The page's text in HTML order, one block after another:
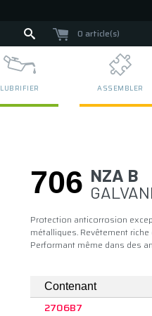
0 article(s)
LUBRIFIER ASSEMBLER
706 NZA B
Protection anticorrosion
métalliques. Revêtement
Performant même dans des
Contenant
2706B7